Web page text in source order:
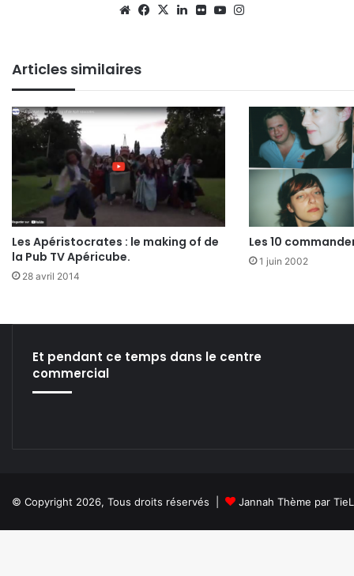
We Fa
X
Lin Fli Yo
Articles similaires
Les Apéristocrates : le making of de
la Pub TV Apéricube.
28 avril 2014
Les 10
1 juin 2002
Et pendant ce temps dans le centre
commercial
© Copyright 2026, Tous droits réservés | Jannah Thème par